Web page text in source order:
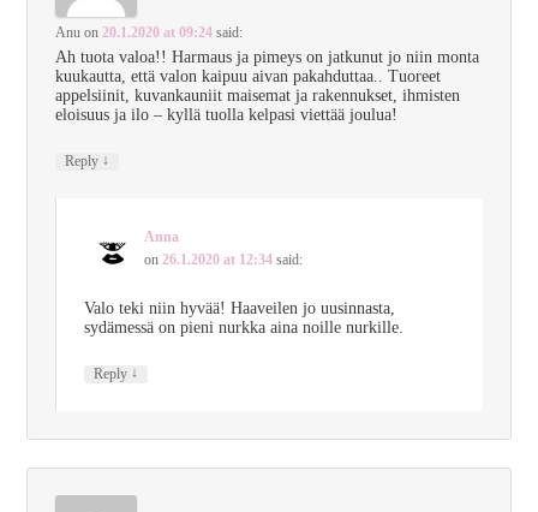
Anu on 20.1.2020 at 09:24 said:
Ah tuota valoa!! Harmaus ja pimeys on jatkunut jo niin monta
kuukautta, että valon kaipuu aivan pakahduttaa.. Tuoreet
appelsiinit, kuvankauniit maisemat ja rakennukset, ihmisten
eloisuus ja ilo – kyllä tuolla kelpasi viettää joulua!
Reply ↓
Anna
on 26.1.2020 at 12:34 said:
Valo teki niin hyvää! Haaveilen jo uusinnasta,
sydämessä on pieni nurkka aina noille nurkille.
Reply ↓